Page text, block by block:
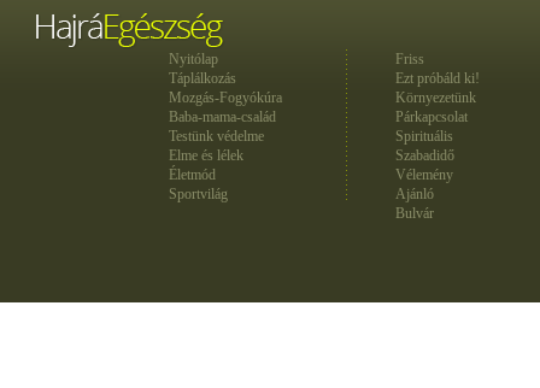
Nyitólap
Táplálkozás
Mozgás-Fogyókúra
Baba-mama-család
Testünk védelme
Elme és lélek
Életmód
Sportvilág
Friss
Ezt próbáld ki!
Környezetünk
Párkapcsolat
Spirituális
Szabadidő
Vélemény
Ajánló
Bulvár